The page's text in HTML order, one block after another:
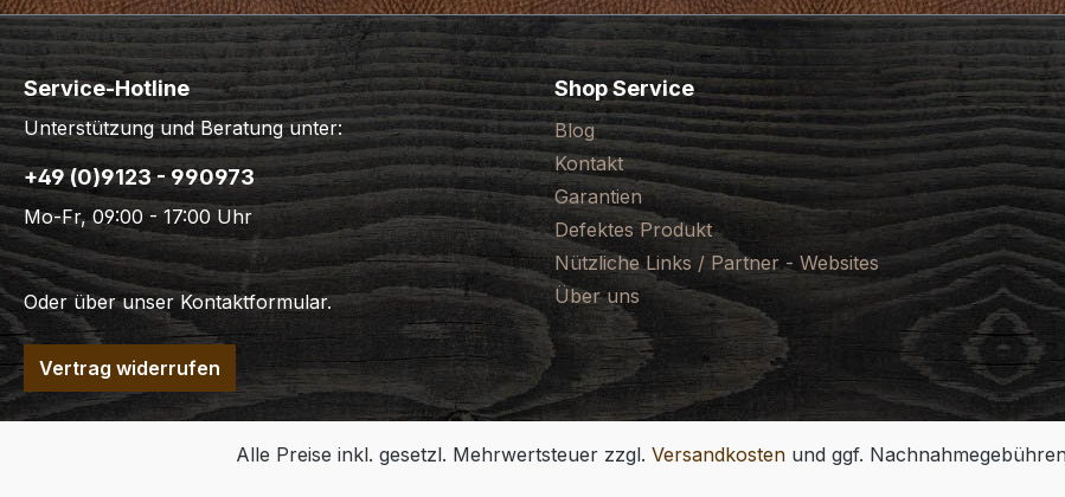
Service-Hotline
Unterstützung und Beratung unter:
+49 (0)9123 - 990973
Mo-Fr, 09:00 - 17:00 Uhr
Oder über unserKontaktformular.
Vertrag widerrufen
Shop Service
Blog
Kontakt
Garantien
Defektes Produkt
Nützliche Links / Partner - Websites
Über uns
Alle Preise inkl. gesetzl. Mehrwertsteuer zzgl. Versandkosten und ggf.